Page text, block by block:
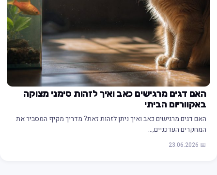
האם דגים מרגישים כאב ואיך לזהות סימני מצוקה
באקווריום הביתי
האם דגים מרגישים כאב ואיך ניתן לזהות זאת? מדריך מקיף המסביר את
המחקרים העדכניים,…
📅 23.06.2026